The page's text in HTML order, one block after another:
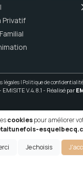
Privatif
légales | Politique de confidentialité
V.4.8.1 - Réalisé par
cookiespour améliorer
Je choisis